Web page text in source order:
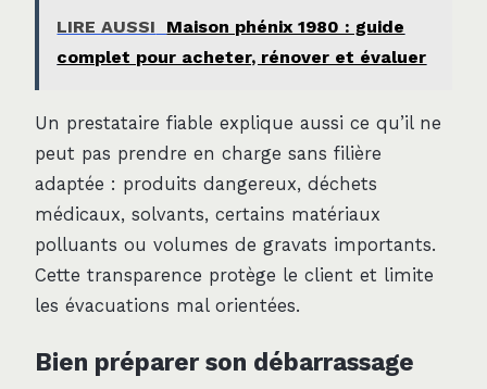
LIRE AUSSI
Maison phénix 1980 : guide
complet pour acheter, rénover et évaluer
Un prestataire fiable explique aussi ce qu’il ne
peut pas prendre en charge sans filière
adaptée : produits dangereux, déchets
médicaux, solvants, certains matériaux
polluants ou volumes de gravats importants.
Cette transparence protège le client et limite
les évacuations mal orientées.
Bien préparer son débarrassage